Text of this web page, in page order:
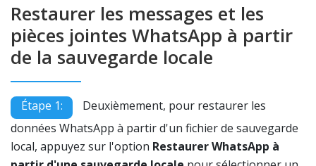
Restaurer les messages et les
pièces jointes WhatsApp à partir
de la sauvegarde locale
Étape 1:
Deuxièmement, pour restaurer les
données WhatsApp à partir d'un fichier de sauvegarde
local, appuyez sur l'option Restaurer WhatsApp à